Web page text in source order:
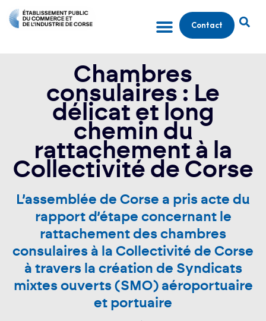
Contact
Chambres
consulaires : Le
délicat et long
chemin du
rattachement à la
Collectivité de Corse
L’assemblée de Corse a pris acte du
rapport d’étape concernant le
rattachement des chambres
consulaires à la Collectivité de Corse
à travers la création de Syndicats
mixtes ouverts (SMO) aéroportuaire
et portuaire